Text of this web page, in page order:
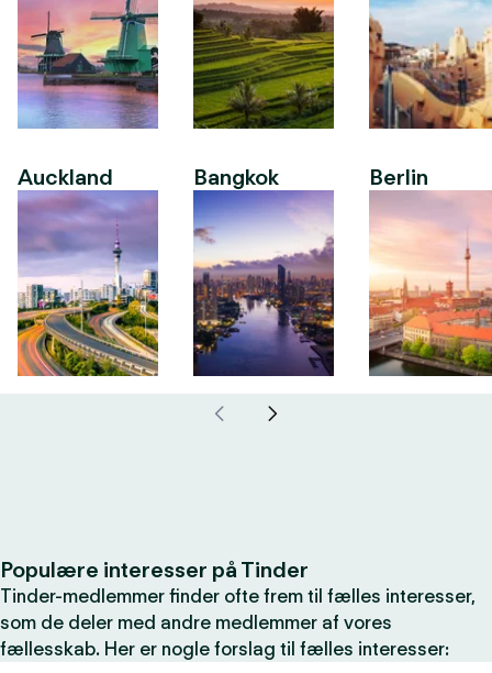
Auckland Bangkok Berlin
Populære interesser på Tinder
Tinder-medlemmer finder ofte frem til fælles interesser,
som de deler med andre medlemmer af vores
fællesskab. Her er nogle forslag til fælles interesser: